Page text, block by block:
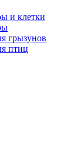
и клетки
грызунов
птиц